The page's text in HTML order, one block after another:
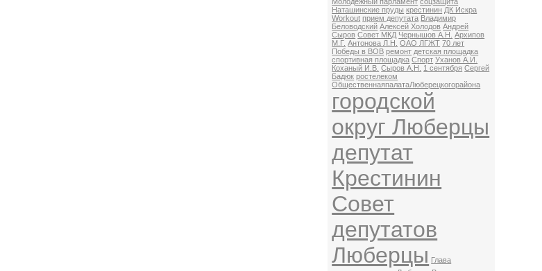
Наташинские пруды крестинин ДК Искра
Workout прием депутата Владимир
Беловодский Алексей Холодов Андрей
Сыров Совет МКД Чернышов А.Н.
Архипов
М.Г. Антонова Л.Н. ОАО ЛГЖТ 70 лет
Победы в ВОВ ремонт детская площадка
спортивная площадка Спорт Уханов А.И.
Коханый И.В. Сыров А.Н. 1 сентября Сергей
Бадюк ростелеком
ОбщественнаяпалатаЛюберецкогорайона
городской
округ Люберцы
депутат
Крестинин
Совет
депутатов
Люберцы Глава